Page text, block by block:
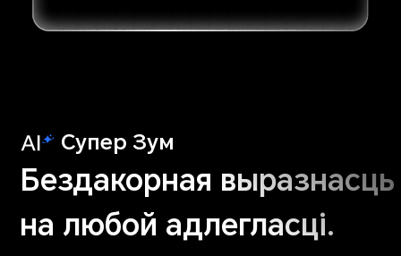
Супер Зум
Бездакорная выразнасць
на любой адлегласці.